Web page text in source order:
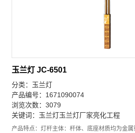
玉兰灯 JC-6501
分类： 玉兰灯
产品编号：1671090074
浏览次数：3079
关键词： 玉兰灯玉兰灯厂家亮化工程
产品特点：灯杆主体：杆体、底座材质均为金